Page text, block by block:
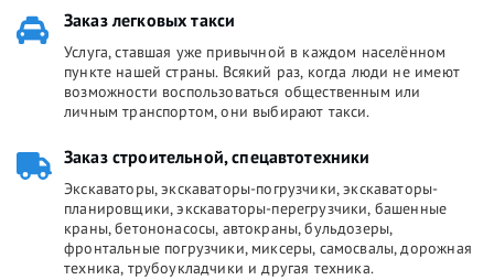
Заказ легковых такси
Услуга, ставшая уже привычной в каждом населённом
пункте нашей страны. Всякий раз, когда люди не имеют
возможности воспользоваться общественным или
личным транспортом, они выбирают такси.
Заказ строительной, спецавтотехники
Экскаваторы, экскаваторы-погрузчики, экскаваторы-
планировщики, экскаваторы-перегрузчики, башенные
краны, бетононасосы, автокраны, бульдозеры,
фронтальные погрузчики, миксеры, самосвалы, дорожная
техника, трубоукладчики и другая техника.